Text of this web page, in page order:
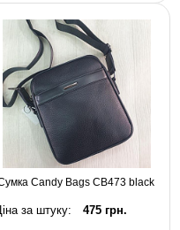
Candy Bags CB473 black
Ціна за штуку: 475 грн.